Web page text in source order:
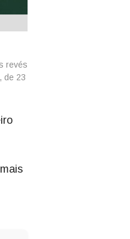
revés
de 23